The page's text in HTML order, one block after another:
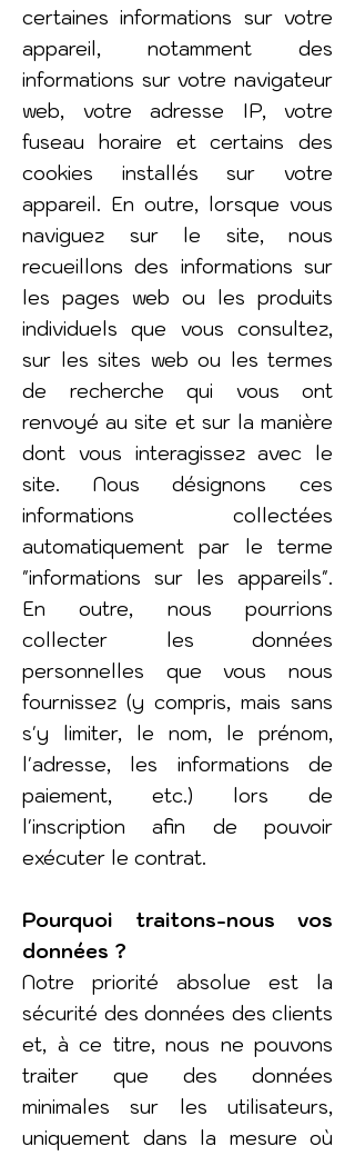
certaines informations sur votre
appareil, notamment des
informations sur votre navigateur
web, votre adresse IP, votre
fuseau horaire et certains des
cookies installés sur votre
appareil. En outre, lorsque vous
naviguez sur le site, nous
recueillons des informations sur
les pages web ou les produits
individuels que vous consultez,
sur les sites web ou les termes
de recherche qui vous ont
renvoyé au site et sur la manière
dont vous interagissez avec le
site. Nous désignons ces
informations collectées
automatiquement par le terme
"informations sur les appareils".
En outre, nous pourrions
collecter les données
personnelles que vous nous
fournissez (y compris, mais sans
s'y limiter, le nom, le prénom,
l'adresse, les informations de
paiement, etc.) lors de
l'inscription afin de pouvoir
exécuter le contrat.
Pourquoi traitons-nous vos
données ?
Notre priorité absolue est la
sécurité des données des clients
et, à ce titre, nous ne pouvons
traiter que des données
minimales sur les utilisateurs,
uniquement dans la mesure où